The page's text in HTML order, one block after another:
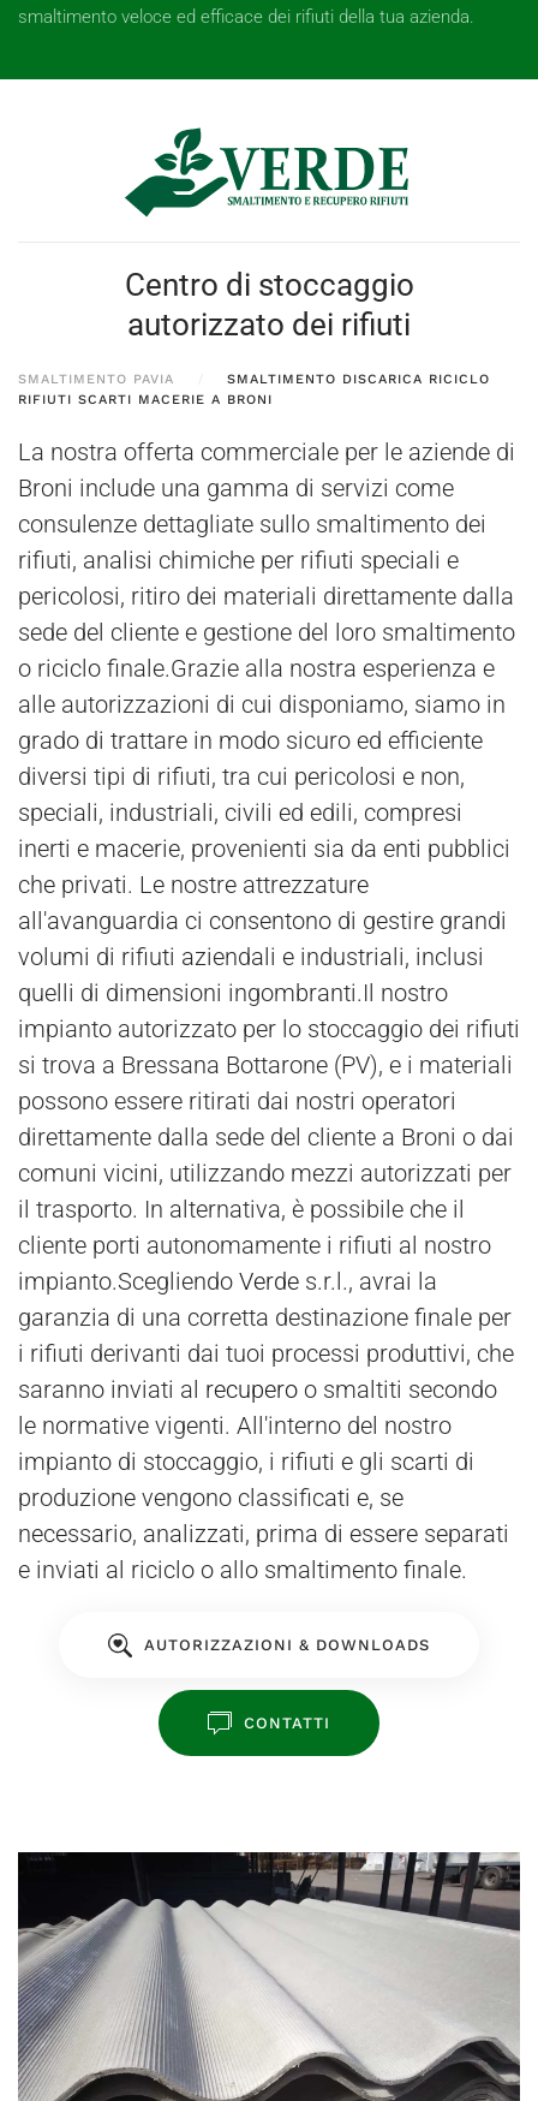
smaltimento veloce ed efficace dei rifiuti della tua azienda.
Centro di stoccaggio
autorizzato dei rifiuti
SMALTIMENTO PAVIA
SMALTIMENTO DISCARICA RICICLO
RIFIUTI SCARTI MACERIE A BRONI
La nostra offerta commerciale per le aziende di
Broni include una gamma di servizi come
consulenze dettagliate sullo smaltimento dei
rifiuti, analisi chimiche per rifiuti speciali e
pericolosi, ritiro dei materiali direttamente dalla
sede del cliente e gestione del loro smaltimento
o riciclo finale.Grazie alla nostra esperienza e
alle autorizzazioni di cui disponiamo, siamo in
grado di trattare in modo sicuro ed efficiente
diversi tipi di rifiuti, tra cui pericolosi e non,
speciali, industriali, civili ed edili, compresi
inerti e macerie, provenienti sia da enti pubblici
che privati. Le nostre attrezzature
all'avanguardia ci consentono di gestire grandi
volumi di rifiuti aziendali e industriali, inclusi
quelli di dimensioni ingombranti.Il nostro
impianto autorizzato per lo stoccaggio dei rifiuti
si trova a Bressana Bottarone (PV), e i materiali
possono essere ritirati dai nostri operatori
direttamente dalla sede del cliente a Broni o dai
comuni vicini, utilizzando mezzi autorizzati per
il trasporto. In alternativa, è possibile che il
cliente porti autonomamente i rifiuti al nostro
impianto.Scegliendo Verde s.r.l., avrai la
garanzia di una corretta destinazione finale per
i rifiuti derivanti dai tuoi processi produttivi, che
saranno inviati al recupero o smaltiti secondo
le normative vigenti. All'interno del nostro
impianto di stoccaggio, i rifiuti e gli scarti di
produzione vengono classificati e, se
necessario, analizzati, prima di essere separati
e inviati al riciclo o allo smaltimento finale.
AUTORIZZAZIONI & DOWNLOADS
CONTATTI